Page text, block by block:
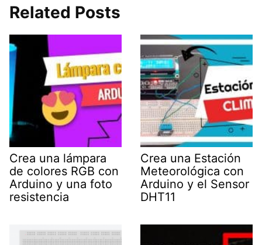
Related Posts
Crea una lámpara
de colores RGB con
Arduino y una foto
resistencia
Crea una Estación
Meteorológica con
Arduino y el Sensor
DHT11